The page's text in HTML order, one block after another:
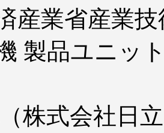
産業省産業
製品ユニッ
株式会社日